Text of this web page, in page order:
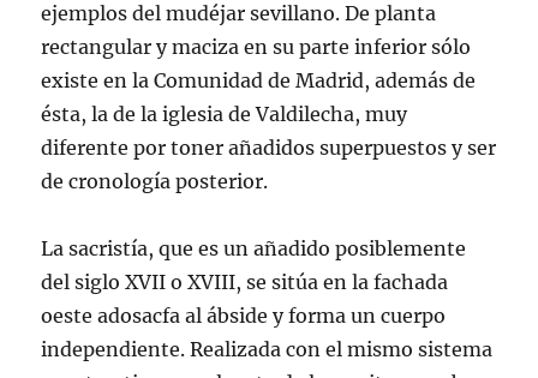
ejemplos del mudéjar sevillano. De planta
rectangular y maciza en su parte inferior sólo
existe en la Comunidad de Madrid, además de
ésta, la de la iglesia de Valdilecha, muy
diferente por toner añadidos superpuestos y ser
de cronología posterior.
La sacristía, que es un añadido posiblemente
del siglo XVII o XVIII, se sitúa en la fachada
oeste adosacfa al ábside y forma un cuerpo
independiente. Realizada con el mismo sistema